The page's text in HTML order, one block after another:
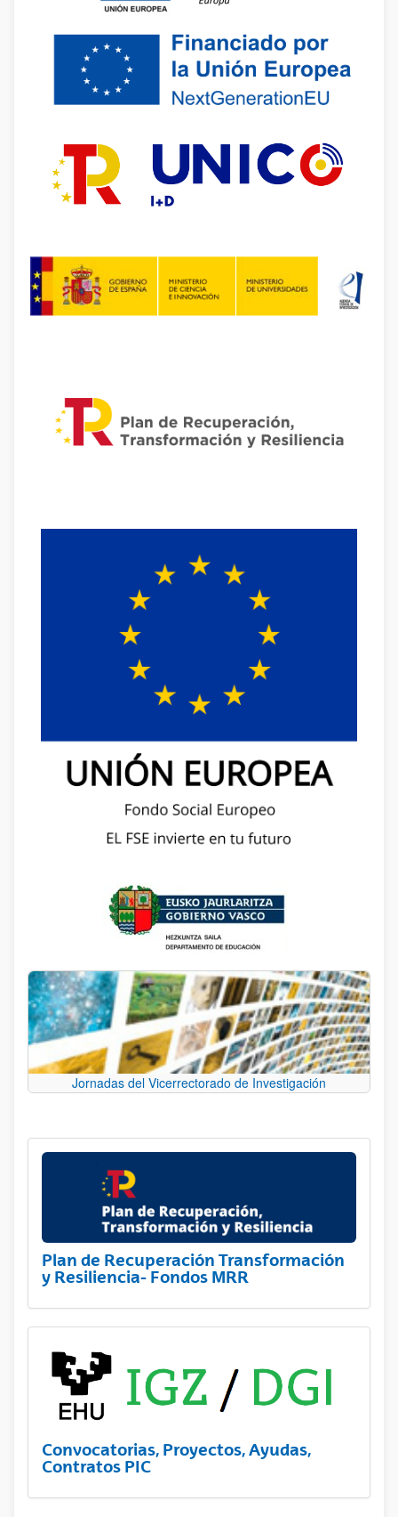
Jornadas del Vicerrectorado de Investigación
Plan de Recuperación Transformación
y Resiliencia- Fondos MRR
Convocatorias, Proyectos, Ayudas,
Contratos PIC